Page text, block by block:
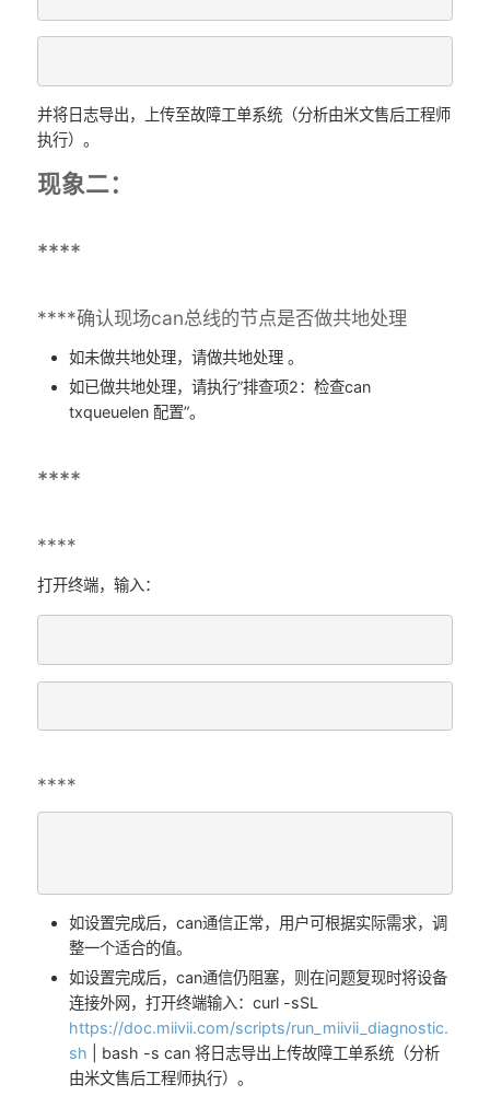
并将日志导出，上传至故障工单系统（分析由米文售后工程师
执行）。
现象二：
****
****确认现场can总线的节点是否做共地处理
如未做共地处理，请做共地处理 。
如已做共地处理，请执行”排查项2：检查can
txqueuelen 配置”。
****
****
打开终端，输入：
****
如设置完成后，can通信正常，用户可根据实际需求，调
整一个适合的值。
如设置完成后，can通信仍阻塞，则在问题复现时将设备
连接外网，打开终端输入：curl -sSL
https://doc.miivii.com/scripts/run_miivii_diagnostic.
sh | bash -s can 将日志导出上传故障工单系统（分析
由米文售后工程师执行）。